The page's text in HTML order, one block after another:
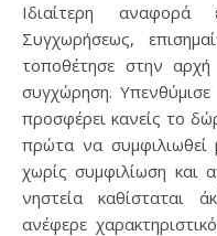
Ιδιαίτερη
Συγχωρήσεως,
τοποθέτησε στην
συγχώρηση.
προσφέρει κανείς το
πρώτα να
χωρίς συμφιλίωση
νηστεία καθίσταται
ανέφερε